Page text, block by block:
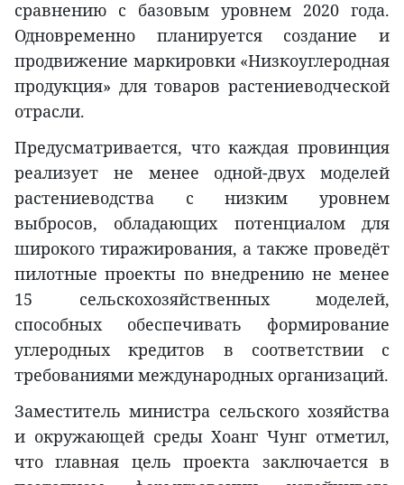
сравнению с базовым уровнем 2020 года.
Одновременно планируется создание и
продвижение маркировки «Низкоуглеродная
продукция» для товаров растениеводческой
отрасли.
Предусматривается, что каждая провинция
реализует не менее одной-двух моделей
растениеводства с низким уровнем
выбросов, обладающих потенциалом для
широкого тиражирования, а также проведёт
пилотные проекты по внедрению не менее
15 сельскохозяйственных моделей,
способных обеспечивать формирование
углеродных кредитов в соответствии с
требованиями международных организаций.
Заместитель министра сельского хозяйства
и окружающей среды Хоанг Чунг отметил,
что главная цель проекта заключается в